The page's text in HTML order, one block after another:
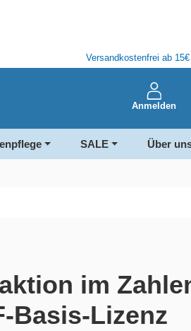
Versandkostenfrei ab
Anmelden
SALE Über
im
Basis-Lizenz